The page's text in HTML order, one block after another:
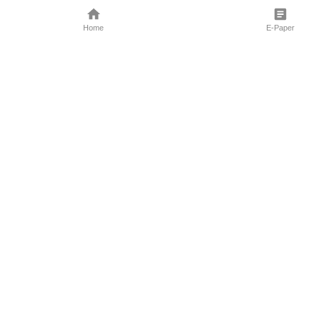
Home E-Paper